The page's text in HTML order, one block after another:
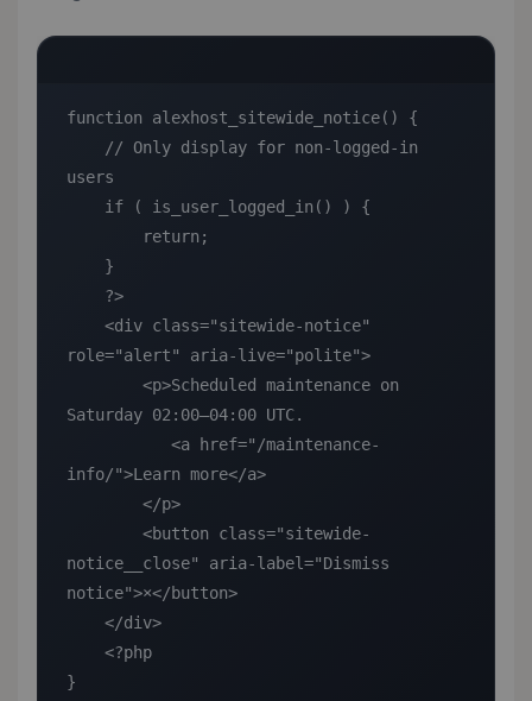
function alexhost_sitewide_notice() {
users
role="alert" aria-live="polite">
Saturday 02:00–04:00 UTC.
info/">Learn more</a>
notice__close" aria-label="Dismiss
notice">×</button>
}